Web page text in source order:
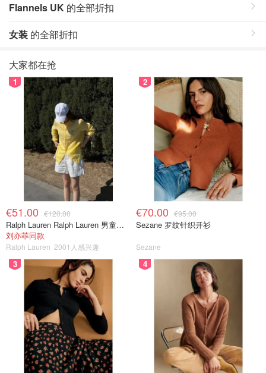
Flannels UK 的全部折扣
女装 的全部折扣
大家都在抢
1
€51.00 €120.00
Ralph Lauren Ralph Lauren 男童亚麻衬衫
刘亦菲同款
Ralph Lauren 2001人感兴趣
2
€70.00 €95.00
Sezane 罗纹针织开衫
Sezane
3 4